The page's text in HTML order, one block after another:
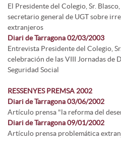
El Presidente del Colegio, Sr.
secretario general de UGT sobre
extranjeros
Diari de Tarragona 02/03/2003
Entrevista Presidente del Colegio,
celebración de las VIII Jornadas de
Seguridad Social
RESSENYES PREMSA 2002
Diari de Tarragona 03/06/2002
Artículo prensa "la reforma del
Diari de Tarragona 09/01/2002
Artículo prensa problemática